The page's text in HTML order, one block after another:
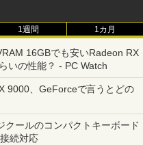
1週間 1カ月
16GBでも安いRadeon RX
いの性能？ - PC Watch
9000、GeForceで言うとどの
クールのコンパクトキーボード
続対応